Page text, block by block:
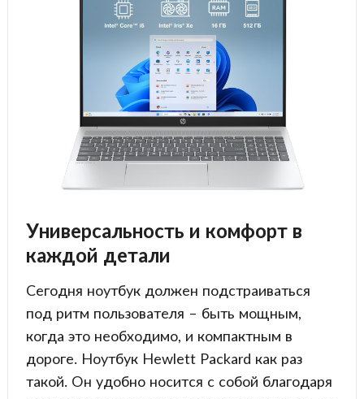
Универсальность и комфорт в
каждой детали
Сегодня ноутбук должен подстраиваться
под ритм пользователя – быть мощным,
когда это необходимо, и компактным в
дороге. Ноутбук Hewlett Packard как раз
такой. Он удобно носится с собой благодаря